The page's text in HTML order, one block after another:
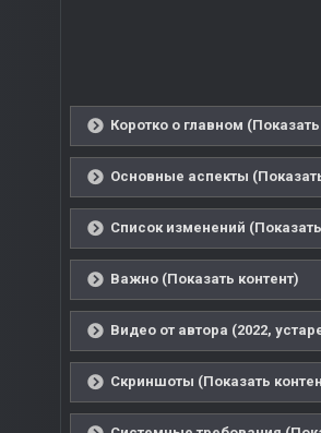
Коротко о главном
Основные аспекты
Список изменений
Важно (Показать контент)
Видео от автора (2022,
Скриншоты (Показать